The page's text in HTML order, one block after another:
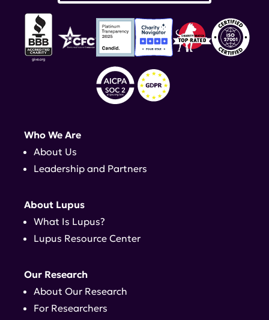
Who We Are
About Us
Leadership and Partners
About Lupus
What Is Lupus?
Lupus Resource Center
Our Research
About Our Research
For Researchers